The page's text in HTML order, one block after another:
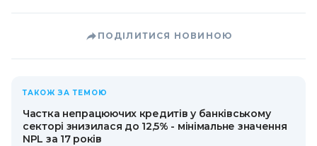
ПОДІЛИТИСЯ НОВИНОЮ
ТАКОЖ ЗА ТЕМОЮ
Частка непрацюючих кредитів у банківському
секторі знизилася до 12,5% - мінімальне значення
NPL за 17 років